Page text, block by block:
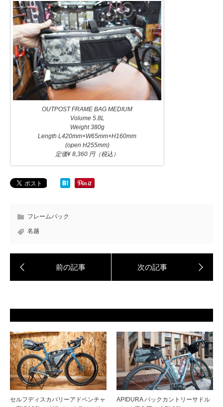
OUTPOST FRAME BAG MEDIUM
Volume 5.8L
Weight 380g
Length L420mm×W65mm×H160mm
(open H255mm)
定価¥ 8,360 円（税込）
フレームバック
名越
セルフディスカバリーアドベンチャ
APIDURA バックカントリーサドル